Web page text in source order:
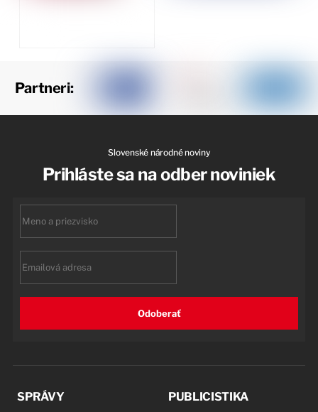
Partneri:
Slovenské národné noviny
Prihláste sa na odber noviniek
Odoberať
SPRÁVY PUBLICISTIKA